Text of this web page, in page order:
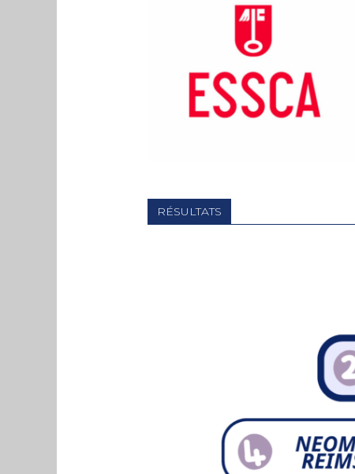
RÉSULTATS